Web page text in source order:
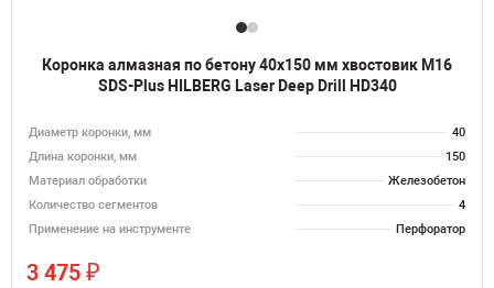
Коронка алмазная по бетону 40х150 мм хвостовик M16
SDS-Plus HILBERG Laser Deep Drill HD340
Диаметр коронки, мм
40
Длина коронки, мм
150
Материал обработки
Железобетон
Количество сегментов
4
Применение на инструменте
Перфоратор
3 475 ₽